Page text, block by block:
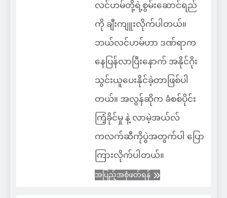
လင်ဟမ်တို့ရဲ့စွမ်းဆောင်ရည်
ကို ချီးကျူးလိုက်ပါတယ်။
ဘယ်လင်ဟမ်ဟာ ဒဏ်ရာက
နေပြန်လာပြီးနောက် အနိုင်ဂိုး
သွင်းယူပေးနိုင်ခဲ့တာဖြစ်ပါ
တယ်။ အလွန်ဆိုက ခံစစ်ပိုင်း
ကြံ့ခိုင်မှု နဲ့ လာမဲ့အယ်လ်
ကလက်ဆီကိုပွဲအတွက်ပါ ပြော
ကြားလိုက်ပါတယ်။
အပြည့်အစုံဖတ်ရန်